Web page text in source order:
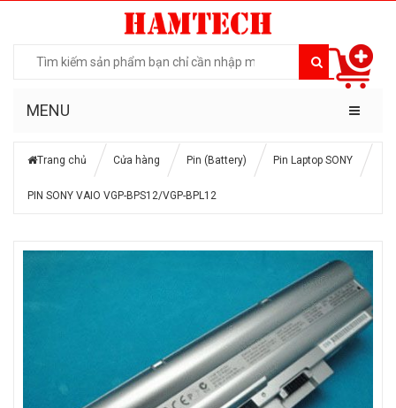
MENU
Trang chủ Cửa hàng Pin (Battery) Pin Laptop SONY
PIN SONY VAIO VGP-BPS12/VGP-BPL12